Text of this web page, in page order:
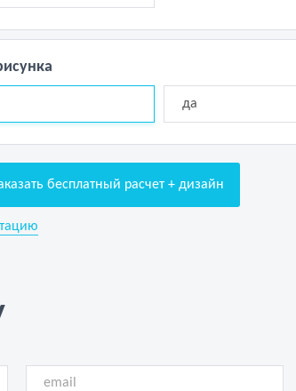
да
бесплатный расчет + дизайн